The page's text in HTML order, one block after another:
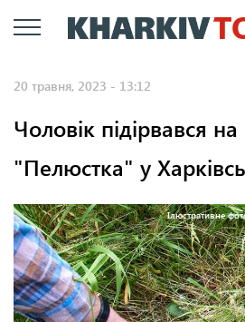
до
20 травня, 2023 - 13:12
Чоловік підірвався на
"Пелюстка" у
Ілюстративне